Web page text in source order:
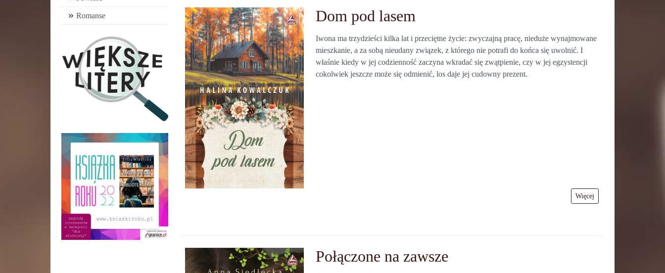
Romanse Dom pod lasem
Iwona ma trzydzieści kilka lat i przeciętne życie: zwyczajną pracę, nieduże wynajmowane
mieszkanie, a za sobą nieudany związek, z którego nie potrafi do końca się uwolnić. I
właśnie kiedy w jej codzienność zaczyna wkradać się zwątpienie, czy w jej egzystencji
cokolwiek jeszcze może się odmienić, los daje jej cudowny prezent.
Więcej
Połączone na zawsze